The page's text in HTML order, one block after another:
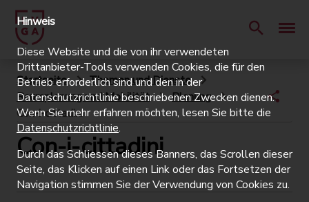
Startseite
Themen und Dienste
Raumplanung und Mobilität
Planung
Con-i-cittadini
Con-i-cittadini
Hinweis
Diese Website und die von ihr verwendeten
Drittanbieter-Tools verwenden Cookies, die für den
Betrieb erforderlich sind und den in der
Datenschutzrichtlinie beschriebenen Zwecken dienen.
Wenn Sie mehr erfahren möchten, lesen Sie bitte die
Datenschutzrichtlinie.
Durch das Schliessen dieses Banners, das Scrollen dieser
Seite, das Klicken auf einen Link oder das Fortsetzen der
Navigation stimmen Sie der Verwendung von Cookies zu.